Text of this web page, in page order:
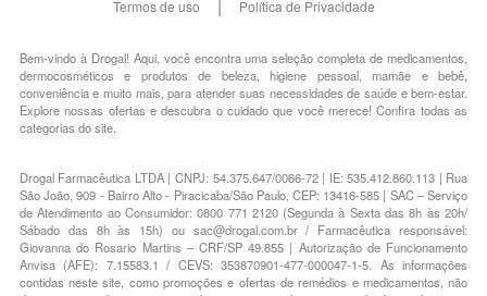
Termos de uso Política de Privacidade
Bem-vindo à Drogal! Aqui, você encontra uma seleção completa demedicamentos
dermocosméticos e produtos de beleza,higiene pessoal,mamãe e bebê
conveniênciae muito mais, para atender suas necessidades de saúde e bem-estar.
Explore nossas ofertas e descubra o cuidado que você merece!Confira todas as
categorias do site.
Drogal Farmacêutica LTDA | CNPJ: 54.375.647/0066-72 | IE: 535.412.860.113 | Rua
São João, 909 - Bairro Alto - Piracicaba/São Paulo, CEP: 13416-585 | SAC – Serviço
de Atendimento ao Consumidor: 0800 771 2120 (Segunda à Sexta das 8h às 20h/
Sábado das 8h às 15h) ou sac@drogal.com.br/ Farmacêutica responsável:
Giovanna do Rosario Martins – CRF/SP 49.855 | Autorização de Funcionamento
Anvisa (AFE): 7.15583.1 / CEVS: 353870901-477-000047-1-5. As informações
contidas neste site, como promoções e ofertas de remédios e medicamentos, não